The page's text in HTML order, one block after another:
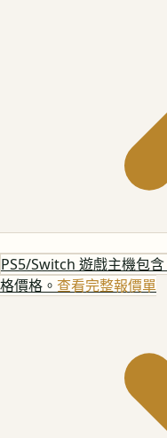
PS5/Switch 遊戲主機包
格價格。 查看完整報價單